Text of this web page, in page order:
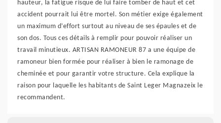
hauteur, la fatigue risque de lui faire tomber de haut et cet
accident pourrait lui être mortel. Son métier exige également
un maximum d’effort surtout au niveau de ses épaules et de
son dos. Tous ces détails à remplir pour pouvoir réaliser un
travail minutieux. ARTISAN RAMONEUR 87 a une équipe de
ramoneur bien formée pour réaliser à bien le ramonage de
cheminée et pour garantir votre structure. Cela explique la
raison pour laquelle les habitants de Saint Leger Magnazeix le
recommandent.